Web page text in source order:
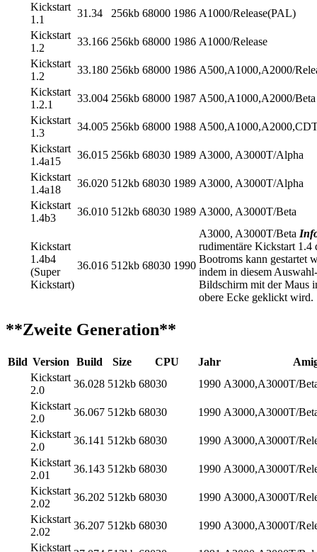
Kickstart
1.1
31.34 256kb 68000 1986 A1000/Release(PAL)
Kickstart
1.2
33.166 256kb 68000 1986 A1000/Release
Kickstart
1.2
33.180 256kb 68000 1986 A500,A1000,A2000/
Kickstart
1.2.1
33.004 256kb 68000 1987 A500,A1000,A2000/Beta
Kickstart
1.3
34.005 256kb 68000 1988
Kickstart
1.4a15
36.015 256kb 68030 1989 A3000, A3000T/Alpha
Kickstart
1.4a18
36.020 512kb 68030 1989 A3000, A3000T/Alpha
Kickstart
1.4b3
36.010 512kb 68030 1989 A3000, A3000T/Beta
Kickstart
1.4b4
(Super
Kickstart)
36.016 512kb 68030 1990
A3000, A3000T/Beta
rudimentäre Kickstart 1.4
Bootroms kann gestartet
indem in diesem Auswahl-
Bildschirm mit der Maus
obere Ecke geklickt wird.
**Zweite Generation**
Bild Version Build Size CPU Jahr
Kickstart
2.0
36.028 512kb 68030 1990 A3000,A3000T/
Kickstart
2.0
36.067 512kb 68030 1990 A3000,A3000T/
Kickstart
2.0
36.141 512kb 68030 1990 A3000,A3000T/
Kickstart
2.01
36.143 512kb 68030 1990 A3000,A3000T/
Kickstart
2.02
36.202 512kb 68030 1990 A3000,A3000T/
Kickstart
2.02
36.207 512kb 68030 1990 A3000,A3000T/
Kickstart